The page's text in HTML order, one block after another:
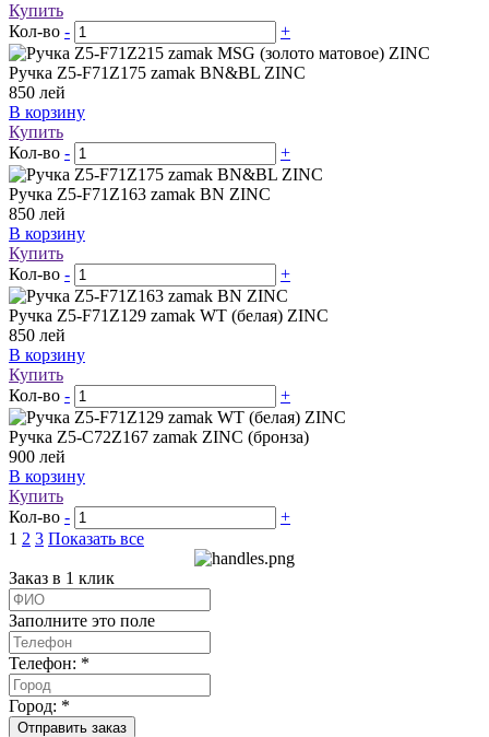
Купить
Кол-во - +
Ручка Z5-F71Z175 zamak BN&BL ZINC
850 лей
В корзину
Купить
Кол-во - +
Ручка Z5-F71Z163 zamak BN ZINC
850 лей
В корзину
Купить
Кол-во - +
Ручка Z5-F71Z129 zamak WT (белая) ZINC
850 лей
В корзину
Купить
Кол-во - +
Ручка Z5-C72Z167 zamak ZINC (бронза)
900 лей
В корзину
Купить
Кол-во -
+
1 2 3 Показать все
Заказ в 1 клик
Заполните это поле
Телефон: *
Город: *